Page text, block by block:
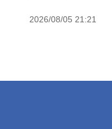
2026/08/05 21:21